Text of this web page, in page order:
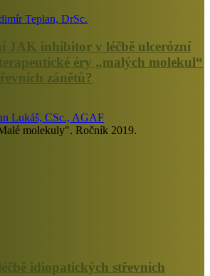
Teplan, DrSc.
JAK inhibitor v léčbě ulcerózní
éry „malých molekul“
zánětů?
Lukáš, CSc., AGAF
molekuly". Ročník 2019.
idiopatických střevních